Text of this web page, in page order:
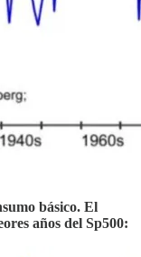
básico. El
años del Sp500: